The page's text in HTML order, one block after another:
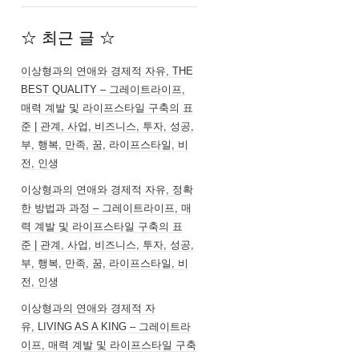
☆ 최근 글 ☆
이상형과의 연애와 경제적 자유, THE
BEST QUALITY – 그레이트라이프,
매력 계발 및 라이프스타일 구축의 표
준 | 관계, 사업, 비즈니스, 투자, 성공,
부, 행복, 만족, 꿈, 라이프스타일, 비
전, 인생
이상형과의 연애와 경제적 자유, 정확
한 방법과 과정 – 그레이트라이프, 매
력 계발 및 라이프스타일 구축의 표
준 | 관계, 사업, 비즈니스, 투자, 성공,
부, 행복, 만족, 꿈, 라이프스타일, 비
전, 인생
이상형과의 연애와 경제적 자
유, LIVING AS A KING – 그레이트라
이프, 매력 계발 및 라이프스타일 구축